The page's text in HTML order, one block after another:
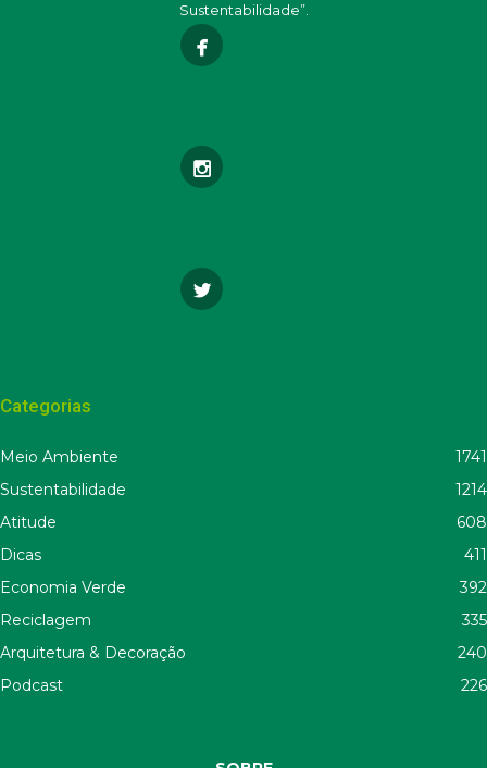
Sustentabilidade”.
Categorias
Meio Ambiente
1741
Sustentabilidade
1214
Atitude
608
Dicas
411
Economia Verde
392
Reciclagem
335
Arquitetura & Decoração
240
Podcast
226